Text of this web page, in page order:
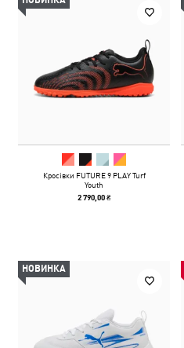
Кросівки FUTURE 9 PLAY Turf
Youth
2 790,00 ₴
НОВИНКА